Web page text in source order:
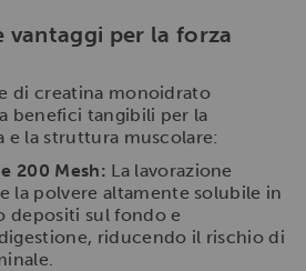
vantaggi per la forza
di creatina monoidrato
benefici tangibili per la
e la struttura muscolare:
200 Mesh: La lavorazione
la polvere altamente solubile in
depositi sul fondo e
riducendo il rischio di